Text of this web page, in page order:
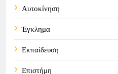
Αυτοκίνηση
Έγκλημα
Εκπαίδευση
Επιστήμη